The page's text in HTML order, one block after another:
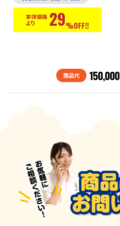
本体価格
より
29%OFF!!
商品代 150,000